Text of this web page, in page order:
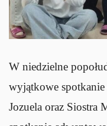
W niedzielne
wyjątkowe spotkanie
Jozuela oraz Siostra